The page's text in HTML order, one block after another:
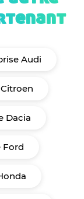
Audi
Dacia
Ford